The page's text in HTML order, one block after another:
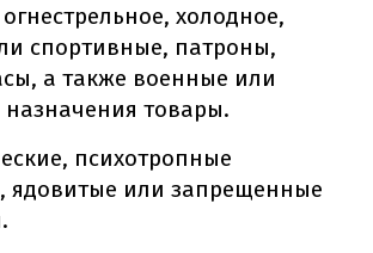
холодное,
спортивные, патроны,
а также военные или
товары.
психотропные
ядовитые или запрещенные